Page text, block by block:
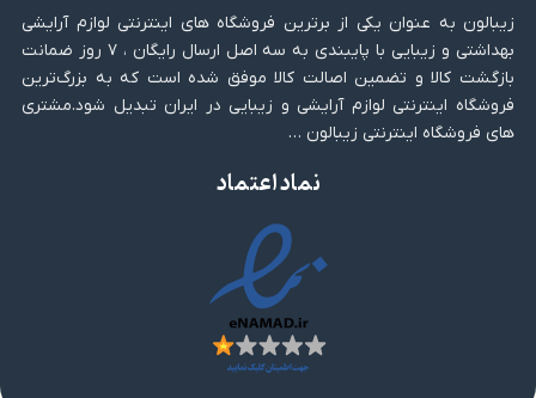
زیبالون به عنوان یکی از برترین فروشگاه های اینترنتی لوازم آرایشی
بهداشتی و زیبایی با پایبندی به سه اصل ارسال رایگان ، ۷ روز ضمانت
بازگشت کالا و تضمین اصالت کالا موفق شده است که به بزرگ‌ترین
فروشگاه اینترنتی لوازم آرایشی و زیبایی در ایران تبدیل شود.مشتری
های فروشگاه اینترنتی زیبالون …
نماد اعتماد